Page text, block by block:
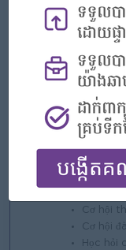
- NSSF
- Bonus
Làm nổi
Một
Tham
Bạn có
Cơ hội
Cơ hội
Cơ hội
Học hỏi